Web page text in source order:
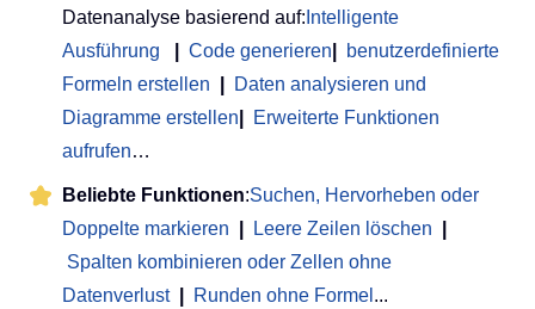
Datenanalyse basierend auf: Intelligente
Ausführung
Code generieren
benutzerdefinierte
Formeln erstellen
Daten analysieren und
Diagramme erstellen
Erweiterte Funktionen
aufrufen…
Beliebte Funktionen:Suchen, Hervorheben oder
Doppelte markieren
Leere Zeilen löschen
Spalten kombinieren oder Zellen ohne
Datenverlust
Runden ohne Formel ...